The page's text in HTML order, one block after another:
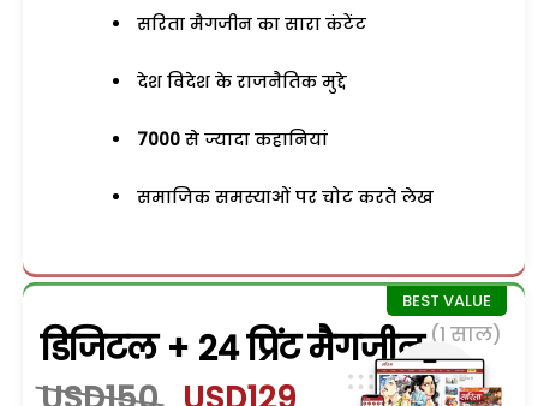
सरिता मैगजीन का सारा कंटेंट
देश विदेश के राजनैतिक मुद्दे
7000 से ज्यादा कहानियां
समाजिक समस्याओं पर चोट करते लेख
डिजिटल + 24 प्रिंट मैगजीन (1 साल)